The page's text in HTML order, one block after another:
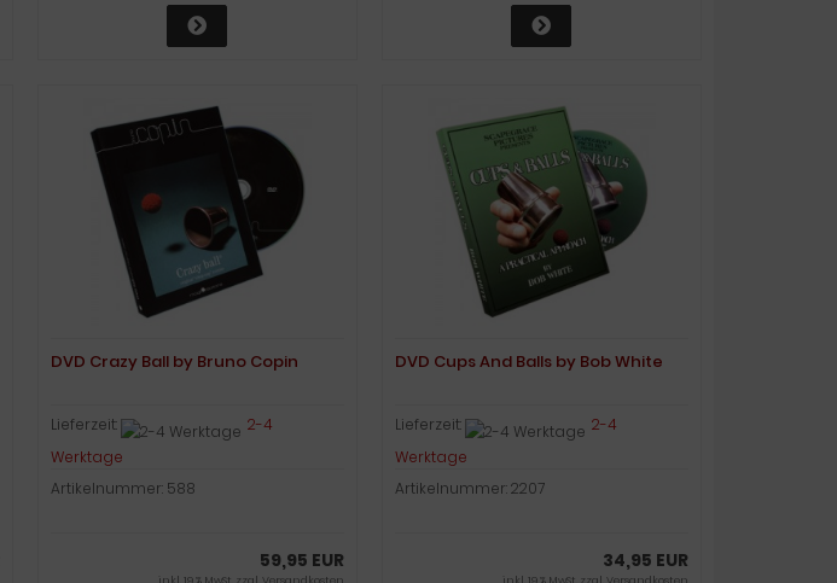
DVD Crazy Ball by Bruno Copin
Lieferzeit:
2-4
Werktage
Artikelnummer: 588
59,95 EUR
DVD Cups And Balls by Bob White
Lieferzeit:
2-4
Werktage
Artikelnummer: 2207
34,95 EUR